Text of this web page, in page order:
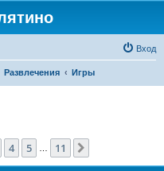
Вход
Развлечения Игры
из 11
4 5 11